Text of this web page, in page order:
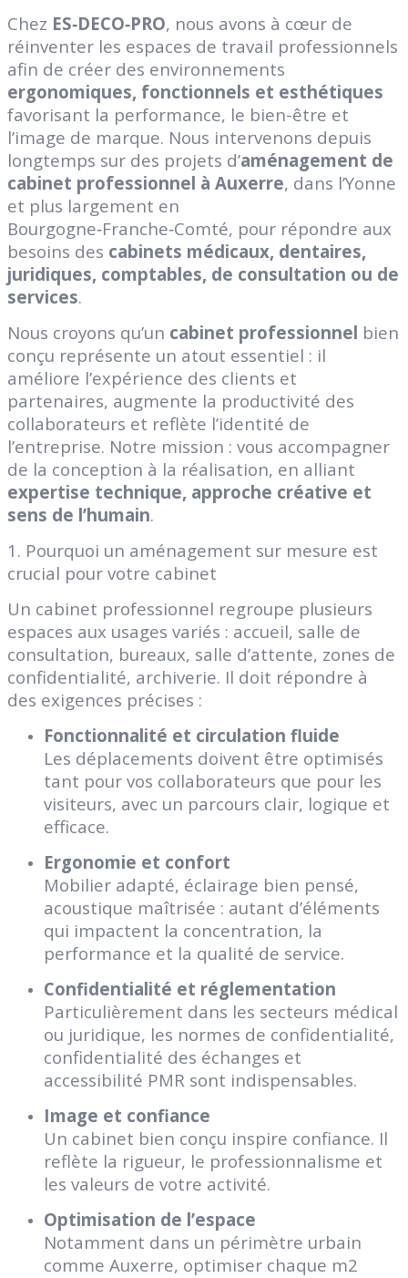
Chez ES‑DECO‑PRO, nous avons à cœur de
réinventer les espaces de travail professionnels
afin de créer des environnements
ergonomiques, fonctionnels et esthétiques
favorisant la performance, le bien-être et
l’image de marque. Nous intervenons depuis
longtemps sur des projets d’aménagement de
cabinet professionnel à Auxerre, dans l’Yonne
et plus largement en
Bourgogne‑Franche‑Comté, pour répondre aux
besoins des cabinets médicaux, dentaires,
juridiques, comptables, de consultation ou de
services.
Nous croyons qu’un cabinet professionnel bien
conçu représente un atout essentiel : il
améliore l’expérience des clients et
partenaires, augmente la productivité des
collaborateurs et reflète l’identité de
l’entreprise. Notre mission : vous accompagner
de la conception à la réalisation, en alliant
expertise technique, approche créative et
sens de l’humain.
1. Pourquoi un aménagement sur mesure est
crucial pour votre cabinet
Un cabinet professionnel regroupe plusieurs
espaces aux usages variés : accueil, salle de
consultation, bureaux, salle d’attente, zones de
confidentialité, archiverie. Il doit répondre à
des exigences précises :
Fonctionnalité et circulation fluide
Les déplacements doivent être optimisés
tant pour vos collaborateurs que pour les
visiteurs, avec un parcours clair, logique et
efficace.
Ergonomie et confort
Mobilier adapté, éclairage bien pensé,
acoustique maîtrisée : autant d’éléments
qui impactent la concentration, la
performance et la qualité de service.
Confidentialité et réglementation
Particulièrement dans les secteurs médical
ou juridique, les normes de confidentialité,
confidentialité des échanges et
accessibilité PMR sont indispensables.
Image et confiance
Un cabinet bien conçu inspire confiance. Il
reflète la rigueur, le professionnalisme et
les valeurs de votre activité.
Optimisation de l’espace
Notamment dans un périmètre urbain
comme Auxerre, optimiser chaque m2